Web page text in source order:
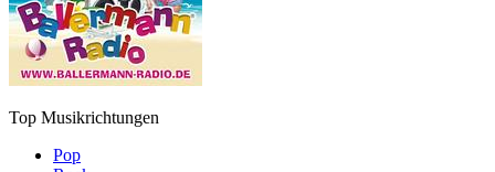
Top Musikrichtungen
Pop